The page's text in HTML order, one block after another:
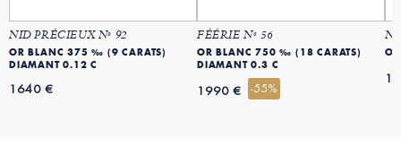
NID PRÉCIEUX Nº 92
OR BLANC 375 ‰ (9 CARATS)
DIAMANT 0.12 C
1640 €
FÉÉRIE Nº 56
OR BLANC 750 ‰ (18 CARATS)
DIAMANT 0.3 C
1990 € -55%